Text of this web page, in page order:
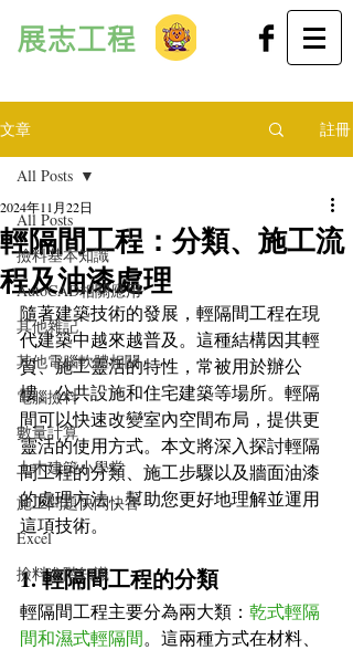
展志工程
文章 註冊
All Posts
撿料基本知識
AutoCAD相關應用
其他雜記
其他電腦軟體相關
電腦撿料
數量計算
土木建築小學堂
施工問題快問快答
Excel
撿料進階知識
All Posts
輕隔間工程：分類、施工流
程及油漆處理
2024年11月22日
隨著建築技術的發展，輕隔間工程在現
代建築中越來越普及。這種結構因其輕
質、施工靈活的特性，常被用於辦公
樓、公共設施和住宅建築等場所。輕隔
間可以快速改變室內空間布局，提供更
靈活的使用方式。本文將深入探討輕隔
間工程的分類、施工步驟以及牆面油漆
的處理方法，幫助您更好地理解並運用
這項技術。
1. 輕隔間工程的分類
輕隔間工程主要分為兩大類： 乾式輕隔
間和濕式輕隔間。這兩種方式在材料、